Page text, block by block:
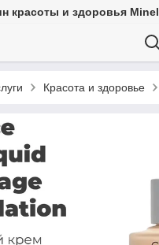
красоты и здоровья Minel
Красота и здоровье